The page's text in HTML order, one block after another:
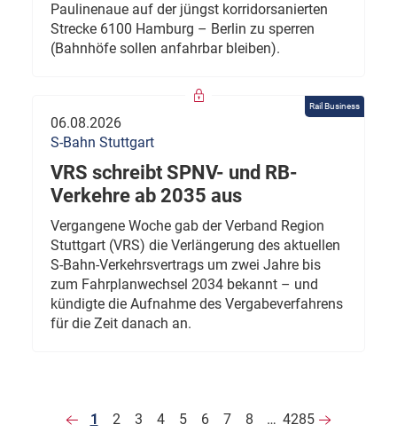
Paulinenaue auf der jüngst korridorsanierten
Strecke 6100 Hamburg – Berlin zu sperren
(Bahnhöfe sollen anfahrbar bleiben).
Rail Business
06.08.2026
S-Bahn Stuttgart
VRS schreibt SPNV- und RB-
Verkehre ab 2035 aus
Vergangene Woche gab der Verband Region
Stuttgart (VRS) die Verlängerung des aktuellen
S-Bahn-Verkehrsvertrags um zwei Jahre bis
zum Fahrplanwechsel 2034 bekannt – und
kündigte die Aufnahme des Vergabeverfahrens
für die Zeit danach an.
1 2 3 4 5 6 7 8 … 4285